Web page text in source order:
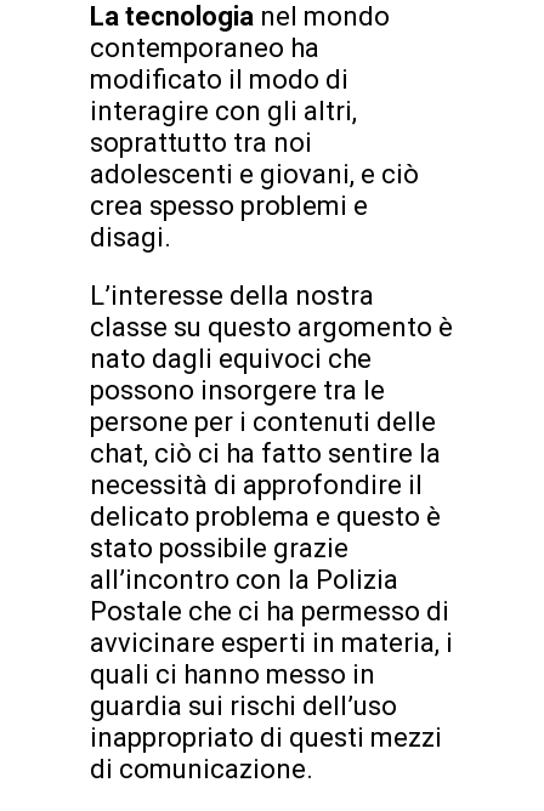
La tecnologia nel mondo
contemporaneo ha
modificato il modo di
interagire con gli altri,
soprattutto tra noi
adolescenti e giovani, e ciò
crea spesso problemi e
disagi.
L’interesse della nostra
classe su questo argomento è
nato dagli equivoci che
possono insorgere tra le
persone per i contenuti delle
chat, ciò ci ha fatto sentire la
necessità di approfondire il
delicato problema e questo è
stato possibile grazie
all’incontro con la Polizia
Postale che ci ha permesso di
avvicinare esperti in materia, i
quali ci hanno messo in
guardia sui rischi dell’uso
inappropriato di questi mezzi
di comunicazione.